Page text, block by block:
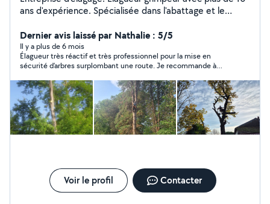
ans d'expérience. Spécialisée dans l'abattage et le
nous déplaçons dans toute l'Ariège et ses environ.
Amoureux de la nature, notre équipe d'élagueur
professionnel vous conseillera et vous guidera sur vos
projet d'élagage ou bien d'abattage, quelle que soit la
hauteur est la nature de l'arbre.
Dernier avis laissé par Nathalie : 5/5
Il y a plus de 6 mois
Élagueur très réactif et très professionnel pour la mise en
sécurité d’arbres surplombant une route. Je recommande à
Voir le profil Contacter